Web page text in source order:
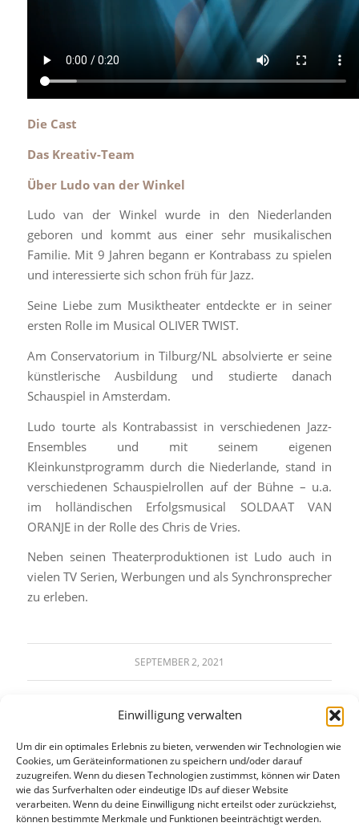
Einwilligung verwalten
Um dir ein optimales Erlebnis zu bieten, verwenden wir Technologien wie
Cookies, um Geräteinformationen zu speichern und/oder darauf
zuzugreifen. Wenn du diesen Technologien zustimmst, können wir Daten
wie das Surfverhalten oder eindeutige IDs auf dieser Website
verarbeiten. Wenn du deine Einwilligung nicht erteilst oder zurückziehst,
können bestimmte Merkmale und Funktionen beeinträchtigt werden.
Die Cast
Das Kreativ-Team
Über Ludo van der Winkel
Ludo van der Winkel wurde in den Niederlanden
geboren und kommt aus einer sehr musikalischen
Familie. Mit 9 Jahren begann er Kontrabass zu spielen
und interessierte sich schon früh für Jazz.
Seine Liebe zum Musiktheater entdeckte er in seiner
ersten Rolle im Musical OLIVER TWIST.
Am Conservatorium in Tilburg/NL absolvierte er seine
künstlerische Ausbildung und studierte danach
Schauspiel in Amsterdam.
Ludo tourte als Kontrabassist in verschiedenen Jazz-
Ensembles und mit seinem eigenen
Kleinkunstprogramm durch die Niederlande, stand in
verschiedenen Schauspielrollen auf der Bühne – u.a.
im holländischen Erfolgsmusical SOLDAAT VAN
ORANJE in der Rolle des Chris de Vries.
Neben seinen Theaterproduktionen ist Ludo auch in
vielen TV Serien, Werbungen und als Synchronsprecher
zu erleben.
SEPTEMBER 2, 2021
KONTAKT: